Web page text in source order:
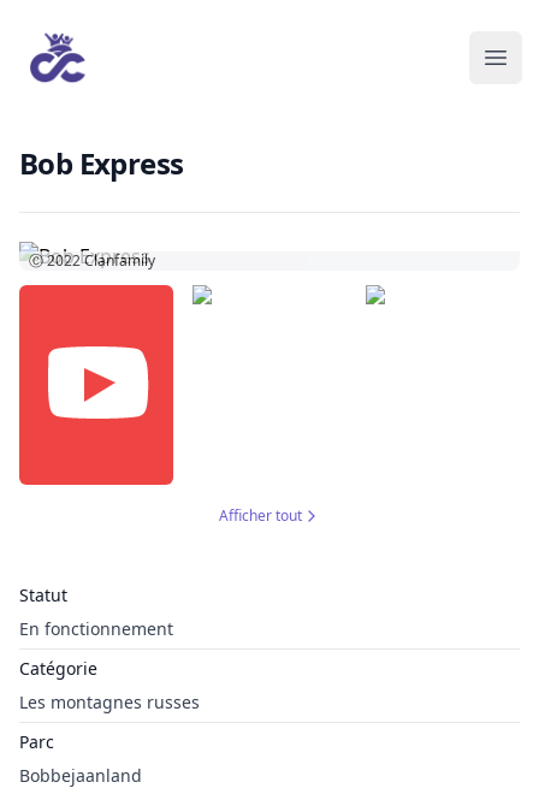
Bob Express
Statut
En fonctionnement
Catégorie
Les montagnes russes
Parc
Bobbejaanland
Ⓒ 2022Clanfamily
Afficher tout